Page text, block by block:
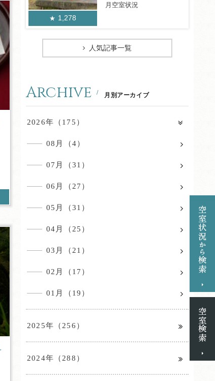
1,278
月空室状況
人気記事一覧
Archive 月別アーカイブ
2026年（175）
08月（4）
07月（31）
06月（27）
05月（31）
04月（25）
03月（21）
02月（17）
01月（19）
2025年（256）
2024年（288）